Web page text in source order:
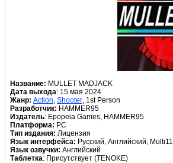
Название: MULLET MADJACK
Дата выхода: 15 мая 2024
Жанр: Action, Shooter, 1st Person
Разработчик: HAMMER95
Издатель: Epopeia Games, HAMMER95
Платформа: PC
Тип издания: Лицензия
Язык интерфейса: Русский, Английский, Multi11
Язык озвучки: Английский
Таблетка: Присутствует (TENOKE)